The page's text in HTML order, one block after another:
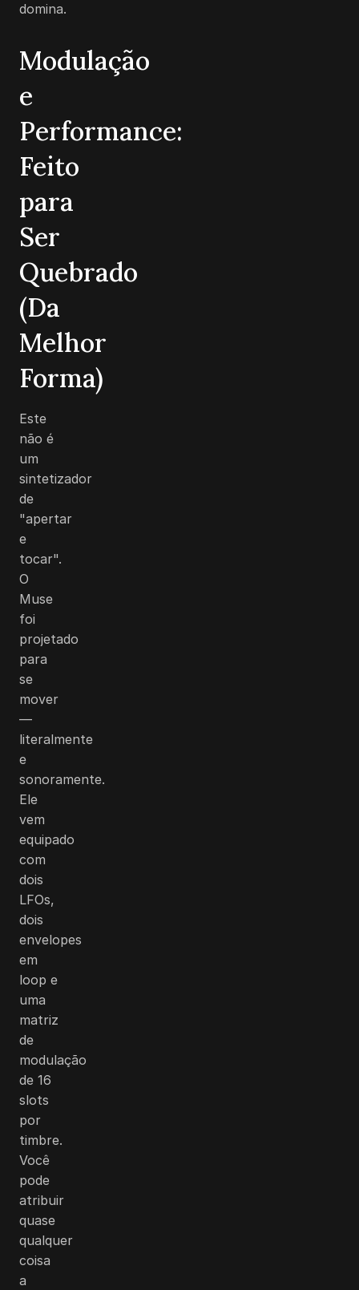
domina.
Modulação
e
Performance:
Feito
para
Ser
Quebrado
(Da
Melhor
Forma)
Este
não é
um
sintetizador
de
"apertar
e
tocar".
O
Muse
foi
projetado
para
se
mover
—
literalmente
e
sonoramente.
Ele
vem
equipado
com
dois
LFOs,
dois
envelopes
em
loop e
uma
matriz
de
modulação
de 16
slots
por
timbre.
Você
pode
atribuir
quase
qualquer
coisa
a